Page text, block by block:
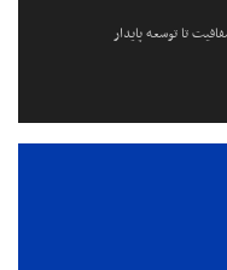
تا توسعه پایدار